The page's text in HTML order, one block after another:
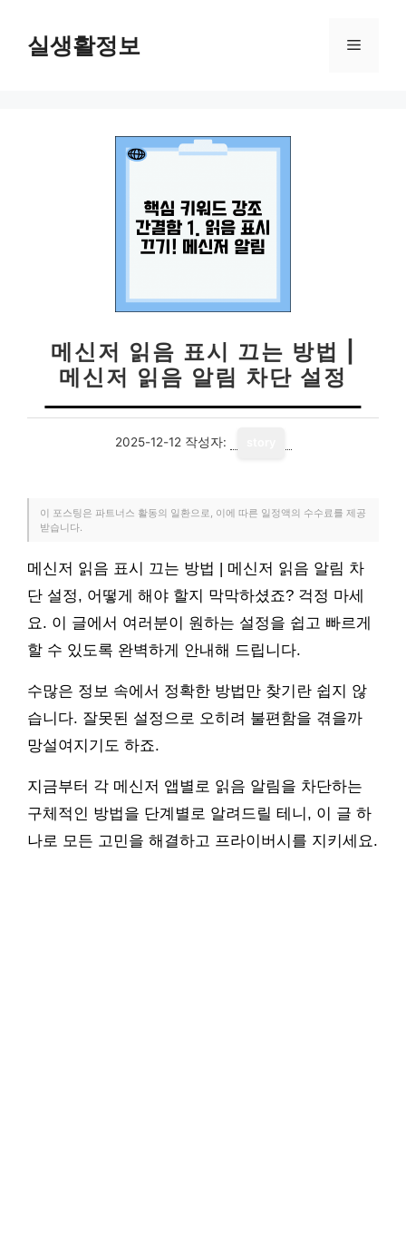
실생활정보 메
메신저 읽음 표시 끄는 방법 |
메신저 읽음 알림 차단 설정
2025-12-12 작성자:
이 포스팅은 파트너스 활동의 일환으로, 이에 따른 일정액의 수수료를 제공
받습니다.
메신저 읽음 표시 끄는 방법 | 메신저 읽음 알림 차
단 설정, 어떻게 해야 할지 막막하셨죠? 걱정 마세
요. 이 글에서 여러분이 원하는 설정을 쉽고 빠르게
할 수 있도록 완벽하게 안내해 드립니다.
수많은 정보 속에서 정확한 방법만 찾기란 쉽지 않
습니다. 잘못된 설정으로 오히려 불편함을 겪을까
망설여지기도 하죠.
지금부터 각 메신저 앱별로 읽음 알림을 차단하는
구체적인 방법을 단계별로 알려드릴 테니, 이 글 하
나로 모든 고민을 해결하고 프라이버시를 지키세요.